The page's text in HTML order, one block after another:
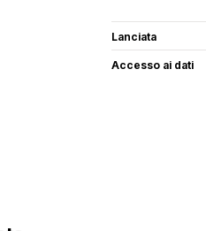
Lanciata
Accesso ai dati